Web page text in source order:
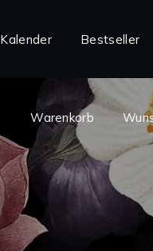
Kalender Bestseller
Warenkorb
Warenkorb